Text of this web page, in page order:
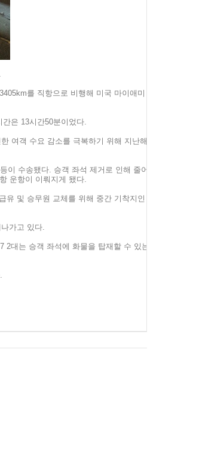
3405km를 직항으로 비행해 미국 마이애미
간은 13시간50분이었다.
여객 수요 감소를 극복하기 위해 지난해
이 수송됐다. 승객 좌석 제거로 인해 줄어
운항이 이뤄지게 됐다.
유 및 승무원 교체를 위해 중간 기착지인
가고 있다.
2대는 승객 좌석에 화물을 탑재할 수 있는